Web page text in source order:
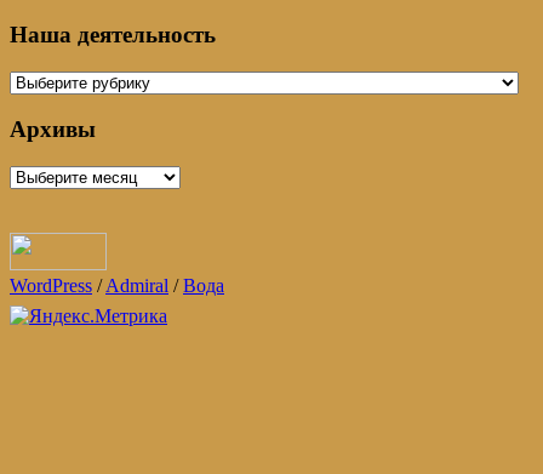
Наша деятельность
Наша
Архивы
Архивы
WordPress /Admiral /Вода